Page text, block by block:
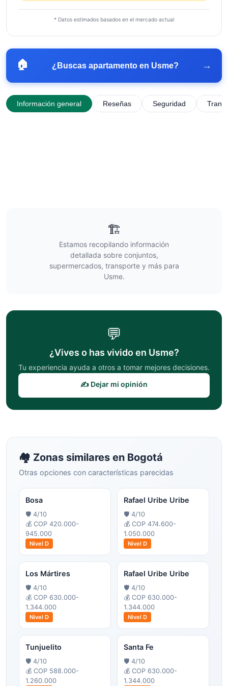
* Datos estimados basados en el mercado actual
🏠 ¿Buscas apartamento en Usme? →
Información general Reseñas Seguridad
🏗️
Estamos recopilando información
detallada sobre conjuntos,
supermercados, transporte y más para
Usme.
💬
¿Vives o has vivido en Usme?
Tu experiencia ayuda a otros a tomar mejores decisiones.
✍️ Dejar mi opinión
🏘️ Zonas similares en Bogotá
Otras opciones con características parecidas
Bosa
🛡️ 4/10
💰 COP 420.000-
945.000
Nivel D
Rafael Uribe Uribe
🛡️ 4/10
💰 COP 474.600-
1.050.000
Nivel D
Los Mártires
🛡️ 4/10
💰 COP 630.000-
1.344.000
Nivel D
Rafael Uribe Uribe
🛡️ 4/10
💰 COP 630.000-
1.344.000
Nivel D
Tunjuelito
🛡️ 4/10
💰 COP 588.000-
1.260.000
Santa Fe
🛡️ 4/10
💰 COP 630.000-
1.344.000